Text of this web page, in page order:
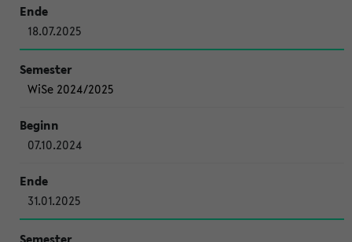
18.07.2025
WiSe 2024/2025
07.10.2024
31.01.2025